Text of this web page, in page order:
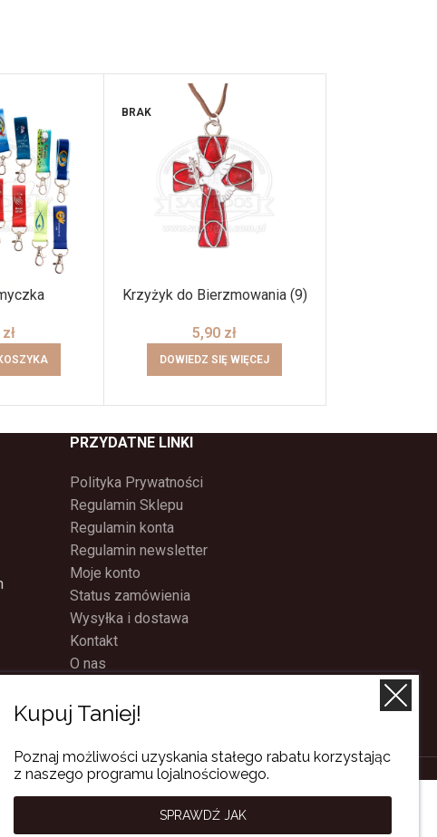
zł
BRAK
Krzyżyk do Bierzmowania (9)
5,90 zł
DOWIEDZ SIĘ WIĘCEJ
PRZYDATNE LINKI
Polityka Prywatności
Regulamin Sklepu
Regulamin konta
Regulamin newsletter
Moje konto
Status zamówienia
Wysyłka i dostawa
Kontakt
O nas
Kupuj Taniej!
Poznaj możliwości uzyskania stałego rabatu korzystając
z naszego programu lojalnościowego.
SPRAWDŹ JAK